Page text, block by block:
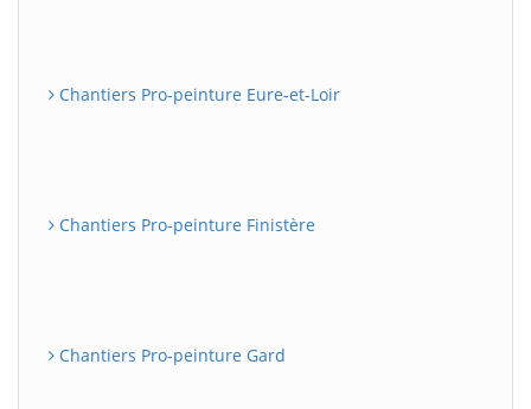
Chantiers Pro-peinture Eure-et-Loir
Chantiers Pro-peinture Finistère
Chantiers Pro-peinture Gard